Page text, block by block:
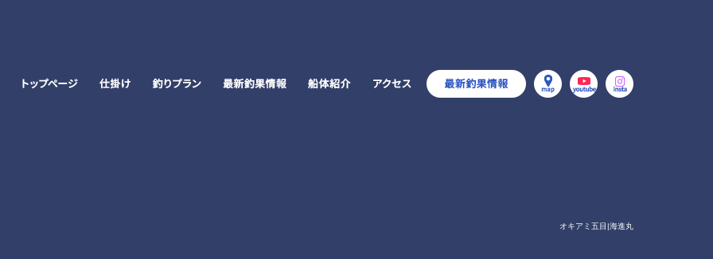
オキアミ五目|海進丸